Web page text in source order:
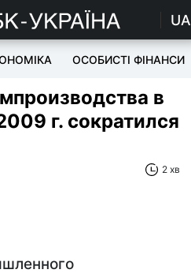
UA
ОСОБИСТІ ФІНАНСИ
в
г. сократился
2 хв